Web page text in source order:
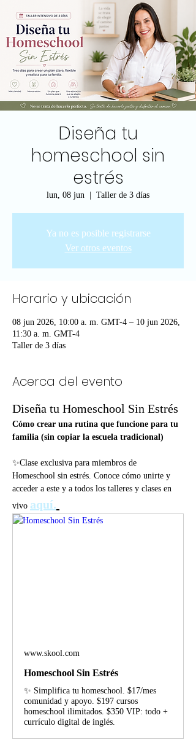
Diseña tu
homeschool sin
estrés
lun, 08 jun Taller de 3 días
Ya no es posible registrarse
Ver otros eventos
Horario y ubicación
08 jun 2026, 10:00 a. m. GMT-4 – 10 jun 2026,
11:30 a. m. GMT-4
Taller de 3 días
Acerca del evento
Diseña tu Homeschool Sin Estrés
Cómo crear una rutina que funcione para tu
familia (sin copiar la escuela tradicional)
✨Clase exclusiva para miembros de
Homeschool sin estrés. Conoce cómo unirte y
acceder a este y a todos los talleres y clases en
vivo aquí.
www.skool.com
Homeschool Sin Estrés
✨ Simplifica tu homeschool. $17/mes
comunidad y apoyo. $197 cursos
homeschool ilimitados. $350 VIP: todo +
currículo digital de inglés.